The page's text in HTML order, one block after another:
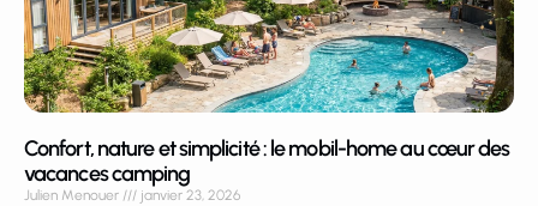
Confort, nature et simplicité : le mobil-home au cœur des
vacances camping
Julien Menouer janvier 23, 2026